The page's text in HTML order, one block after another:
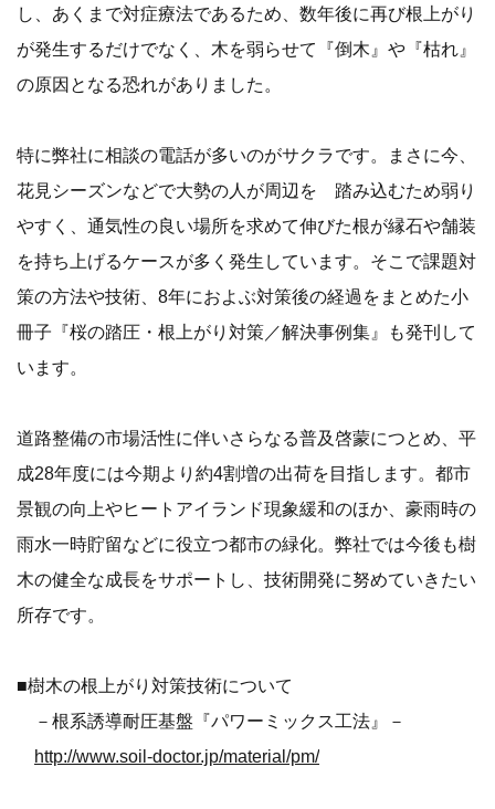
し、あくまで対症療法であるため、数年後に再び根上がり
が発生するだけでなく、木を弱らせて『倒木』や『枯れ』
の原因となる恐れがありました。
特に弊社に相談の電話が多いのがサクラです。まさに今、
花見シーズンなどで大勢の人が周辺を 踏み込むため弱り
やすく、通気性の良い場所を求めて伸びた根が縁石や舗装
を持ち上げるケースが多く発生しています。そこで課題対
策の方法や技術、8年におよぶ対策後の経過をまとめた小
冊子『桜の踏圧・根上がり対策／解決事例集』も発刊して
います。
道路整備の市場活性に伴いさらなる普及啓蒙につとめ、平
成28年度には今期より約4割増の出荷を目指します。都市
景観の向上やヒートアイランド現象緩和のほか、豪雨時の
雨水一時貯留などに役立つ都市の緑化。弊社では今後も樹
木の健全な成長をサポートし、技術開発に努めていきたい
所存です。
■樹木の根上がり対策技術について
－根系誘導耐圧基盤『パワーミックス工法』－
http://www.soil-doctor.jp/material/pm/